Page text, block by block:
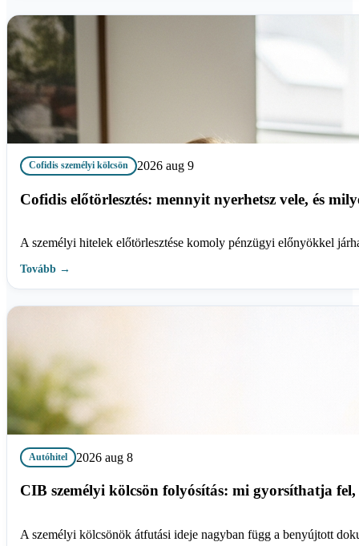
Cofidis személyi kölcsön 2026 aug 9
Cofidis előtörlesztés: mennyit nyerhetsz vele, és
A személyi hitelek előtörlesztése komoly pénzügyi előnyökkel
Tovább →
Autóhitel 2026 aug 8
CIB személyi kölcsön folyósítás: mi gyorsíthatja
A személyi kölcsönök átfutási ideje nagyban függ a benyújtott